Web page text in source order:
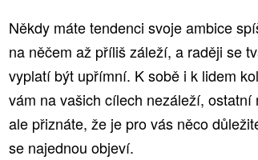
Někdy máte tendenci svoje ambice
na něčem až příliš záleží, a raději se
vyplatí být upřímní. K sobě i k lidem
vám na vašich cílech nezáleží,
ale přiznáte, že je pro vás něco
se najednou objeví.